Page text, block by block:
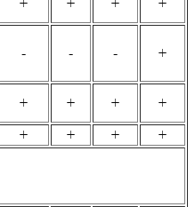
- - - +
+ + +
+
+ + + +